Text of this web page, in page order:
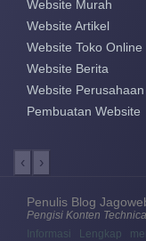
Website Murah
Website Artikel
Website Toko Online
Website Berita
Website Perusahaan
Pembuatan Website
‹ ›
Penulis Blog
Pengisi Konten
Informasi Lengkap